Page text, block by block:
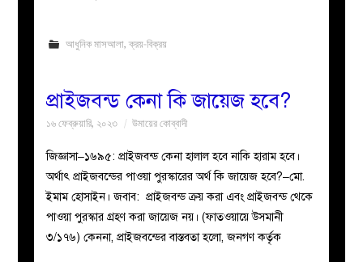
আধুনিক মাসআলা, ক্রয়-বিক্রয়
প্রাইজবন্ড কেনা কি জায়েজ হবে?
১৬ ফেব্রুয়ারি, ২০২৩ উমায়ের কোব্বাদী
জিজ্ঞাসা–১৬৯৫: প্রাইজবন্ড কেনা হালাল হবে নাকি হারাম হবে।
অর্থাৎ প্রাইজবন্ডের পাওয়া পুরস্কারের অর্থ কি জায়েজ হবে?–মো.
ইমাম হোসাইন। জবাব: প্রাইজবন্ড ক্রয় করা এবং প্রাইজবন্ড থেকে
পাওয়া পুরস্কার গ্রহণ করা জায়েজ নয়। (ফাতওয়ায়ে উসমানী
৩/১৭৬) কেননা, প্রাইজবন্ডের বাস্তবতা হলো, জনগণ কর্তৃক